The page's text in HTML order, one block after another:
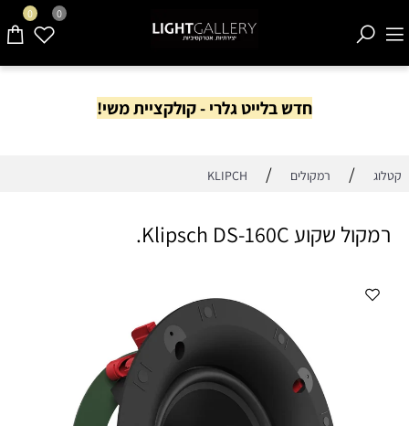
0 0
חדש בלייט גלרי - קולקציית משי!
קטלוג / רמקולים /
KLIPCH
רמקול שקוע Klipsch DS-160C.